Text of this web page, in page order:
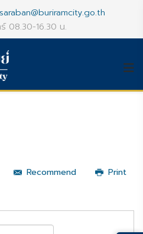
saraban@buriramcity.go.th
08.30-16.30 น.
Recommend Print